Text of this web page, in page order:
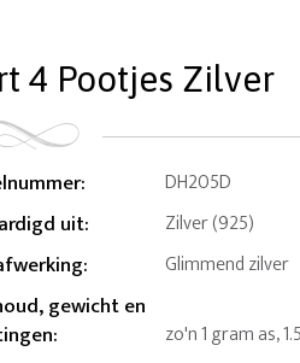
4 Pootjes Zilver
: DH205D
uit: Zilver (925)
: Glimmend zilver
gewicht en
: zo'n 1 gram as,